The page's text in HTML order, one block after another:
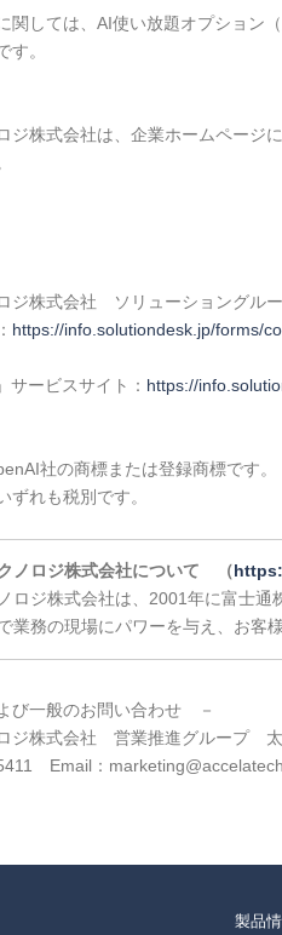
関しては、AI使い放題オプション
す。
ジ株式会社は、企業ホームページ
ジ株式会社 ソリューショングル
https://info.solutiondesk.jp/forms/
サービスサイト： https://
社の商標または登録商標です。
れも税別です。
ノロジ株式会社について （
ロジ株式会社は、2001年に富士通
業務の現場にパワーを与え、お客
び一般のお問い合わせ －
ジ株式会社 営業推進グループ
Email：
製品